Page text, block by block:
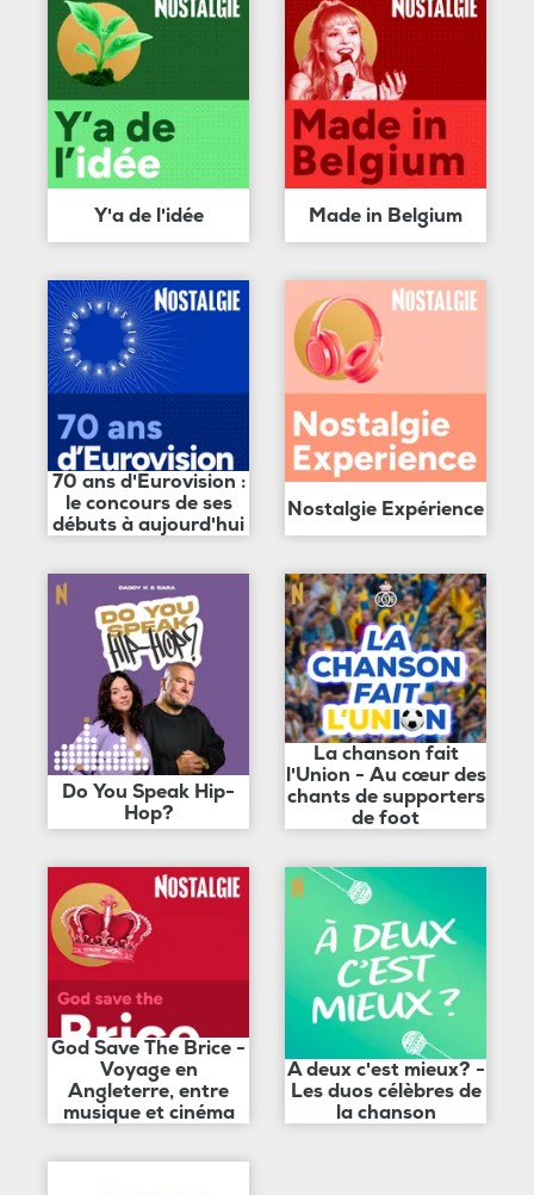
Y'a de l'idée Made in Belgium
70 ans d'Eurovision :
le concours de ses
débuts à aujourd'hui
Nostalgie Expérience
Do You Speak Hip-
Hop?
La chanson fait
l'Union - Au cœur des
chants de supporters
de foot
God Save The Brice -
Voyage en
Angleterre, entre
musique et cinéma
A deux c'est mieux? -
Les duos célèbres de
la chanson